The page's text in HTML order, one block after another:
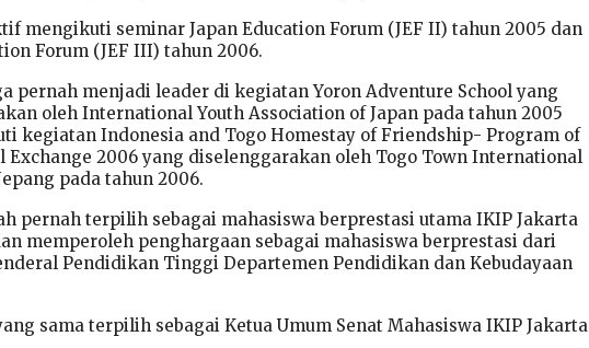
mengikuti seminar Japan Education Forum (JEF II) tahun 2005 dan
Forum (JEF III) tahun 2006.
pernah menjadi leader di kegiatan Yoron Adventure School yang
oleh International Youth Association of Japan pada tahun 2005
kegiatan Indonesia and Togo Homestay of Friendship- Program of
2006 yang diselenggarakan oleh Togo Town International
pada tahun 2006.
pernah terpilih sebagai mahasiswa berprestasi utama IKIP Jakarta
memperoleh penghargaan sebagai mahasiswa berprestasi dari
Pendidikan Tinggi Departemen Pendidikan dan Kebudayaan
sama terpilih sebagai Ketua Umum Senat Mahasiswa IKIP Jakarta